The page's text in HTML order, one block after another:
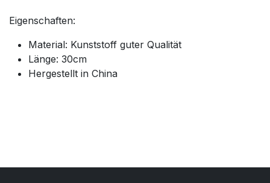
Eigenschaften:
Material: Kunststoff guter Qualität
Länge: 30cm
Hergestellt in China